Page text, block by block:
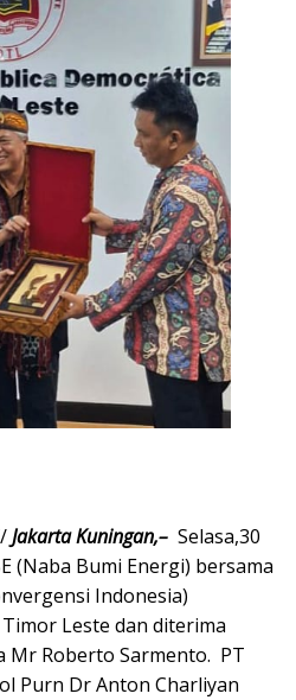
Jakarta Kuningan,– Selasa,30
(Naba Bumi Energi) bersama
Indonesia)
Leste dan diterima
Mr Roberto Sarmento. PT
Purn Dr Anton Charliyan